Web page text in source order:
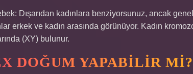
Dışarıdan kadınlara benziyorsunuz, ancak
erkek ve kadın arasında görünüyor. Kadın
(XY) bulunur.
DOĞUM YAPABILIR MI?